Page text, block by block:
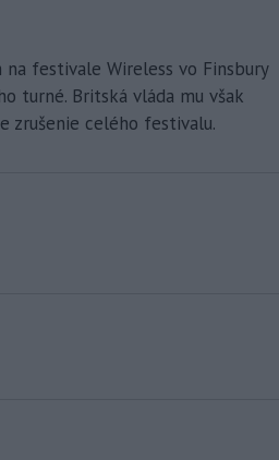
festivale Wireless vo Finsbury
turné. Britská vláda mu však
zrušenie celého festivalu.